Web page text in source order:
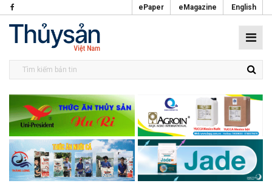
ePaper eMagazine English